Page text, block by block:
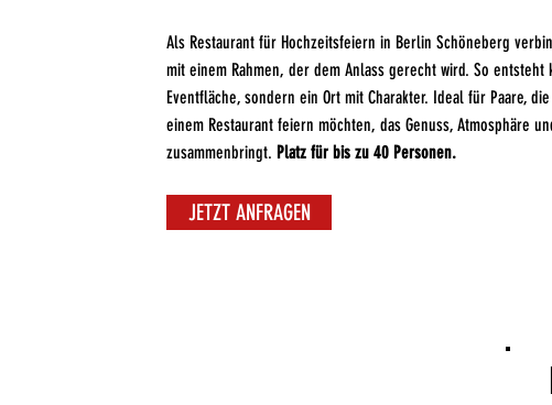
Als Restaurant für Hochzeitsfeiern in Berlin Schöneberg
mit einem Rahmen, der dem Anlass gerecht wird. So entsteht
Eventfläche, sondern ein Ort mit Charakter. Ideal für Paare,
einem Restaurant feiern möchten, das Genuss, Atmosphäre
zusammenbringt. Platz für bis zu 40 Personen.
JETZT ANFRAGEN